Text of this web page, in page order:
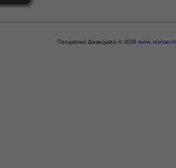
Πνευματικά Δικαιώματα © 2026